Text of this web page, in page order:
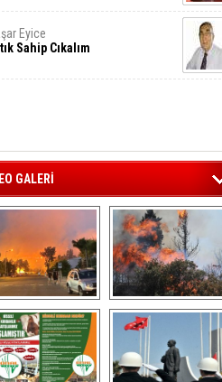
Eyice
Sahip Cıkalım
GALERİ
‘da  otluk
alanda çıkan
yangın evlere
sıçramadan
söndürüldü
Aliağa'nın Ciğerleri